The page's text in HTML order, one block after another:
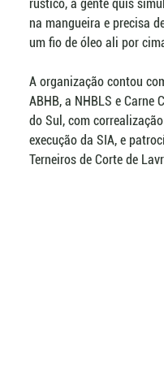
rústico, a gente quis
na mangueira e precisa
um fio de óleo ali por
A organização contou
ABHB, a NHBLS e
do Sul, com
execução da SIA, e
Terneiros de Corte de